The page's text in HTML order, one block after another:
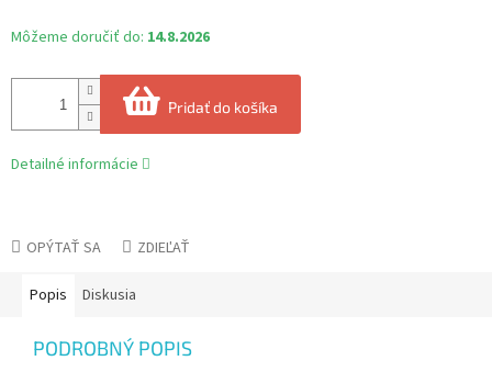
Môžeme doručiť do: 14.8.2026
Pridať do košíka
Detailné informácie
OPÝTAŤ SA ZDIEĽAŤ
Popis Diskusia
PODROBNÝ POPIS